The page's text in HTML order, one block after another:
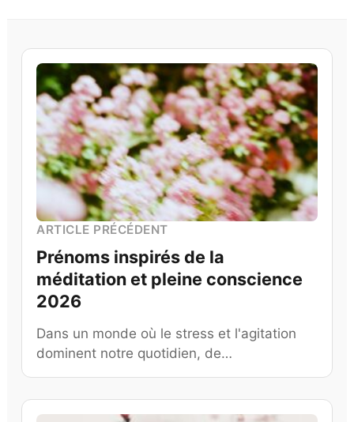
ARTICLE PRÉCÉDENT
Prénoms inspirés de la
méditation et pleine conscience
2026
Dans un monde où le stress et l'agitation
dominent notre quotidien, de…